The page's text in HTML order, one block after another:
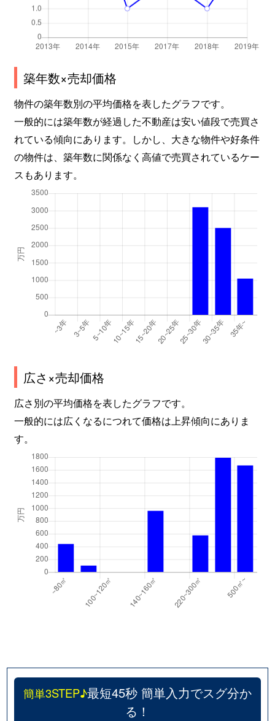
築年数×売却価格
物件の築年数別の平均価格を表したグラフです。
一般的には築年数が経過した不動産は安い値段で売買さ
れている傾向にあります。しかし、大きな物件や好条件
の物件は、築年数に関係なく高値で売買されているケー
スもあります。
広さ×売却価格
広さ別の平均価格を表したグラフです。
一般的には広くなるにつれて価格は上昇傾向にありま
す。
簡単3STEP♪最短45秒 簡単入力でスグ分か
る！